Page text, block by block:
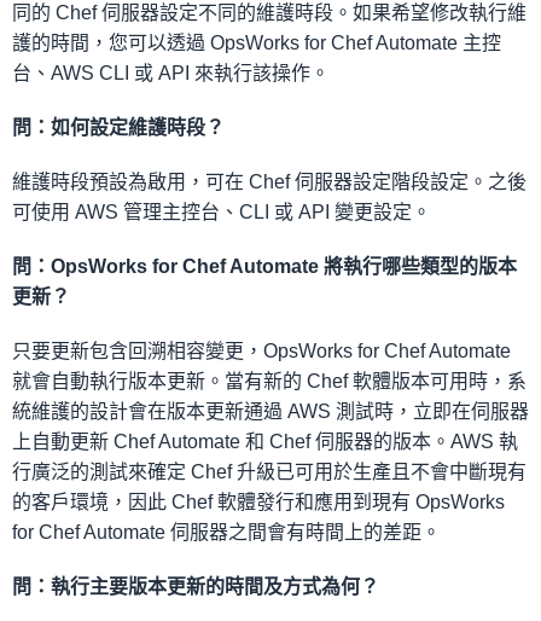
同的 Chef 伺服器設定不同的維護時段。如果希望修改執行維
護的時間，您可以透過 OpsWorks for Chef Automate 主控
台、AWS CLI 或 API 來執行該操作。
問：如何設定維護時段？
維護時段預設為啟用，可在 Chef 伺服器設定階段設定。之後
可使用 AWS 管理主控台、CLI 或 API 變更設定。
問：OpsWorks for Chef Automate 將執行哪些類型的版本
更新？
只要更新包含回溯相容變更，OpsWorks for Chef Automate
就會自動執行版本更新。當有新的 Chef 軟體版本可用時，系
統維護的設計會在版本更新通過 AWS 測試時，立即在伺服器
上自動更新 Chef Automate 和 Chef 伺服器的版本。AWS 執
行廣泛的測試來確定 Chef 升級已可用於生產且不會中斷現有
的客戶環境，因此 Chef 軟體發行和應用到現有 OpsWorks
for Chef Automate 伺服器之間會有時間上的差距。
問：執行主要版本更新的時間及方式為何？